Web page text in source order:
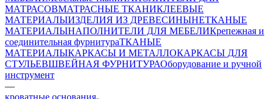
МАТРАСОВМАТРАСНЫЕ ТКАНИКЛЕЕВЫЕ
МАТЕРИАЛЫИЗДЕЛИЯ ИЗ ДРЕВЕСИНЫНЕТКАНЫЕ
МАТЕРИАЛЫНАПОЛНИТЕЛИ ДЛЯ МЕБЕЛИКрепежная и
соединительная фурнитураТКАНЫЕ
МАТЕРИАЛЫКАРКАСЫ И МЕТАЛЛОКАРКАСЫ ДЛЯ
СТУЛЬЕВШВЕЙНАЯ ФУРНИТУРАОборудование и ручной
инструмент
—
кроватные основания